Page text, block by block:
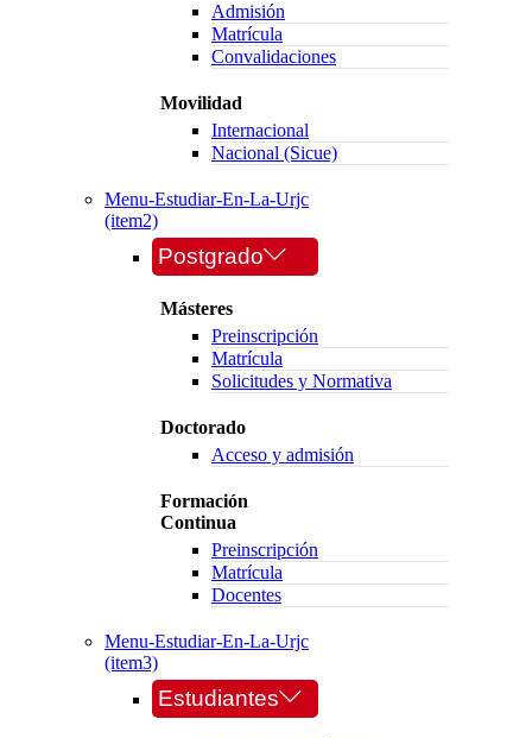
Admisión
Matrícula
Convalidaciones
Movilidad
Internacional
Nacional (Sicue)
Menu-Estudiar-En-La-Urjc
(item2)
Postgrado
Másteres
Preinscripción
Matrícula
Solicitudes y Normativa
Doctorado
Acceso y admisión
Formación
Continua
Preinscripción
Matrícula
Docentes
Menu-Estudiar-En-La-Urjc
(item3)
Estudiantes